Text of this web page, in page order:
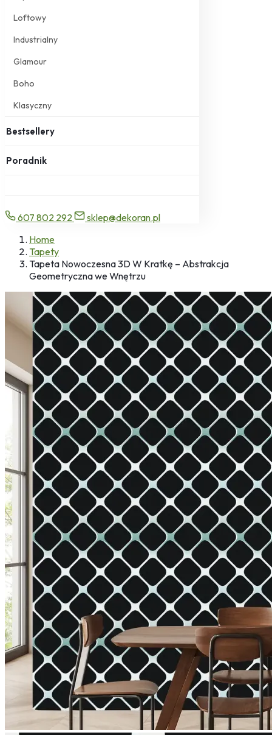
Loftowy
Industrialny
Glamour
Boho
Klasyczny
Bestsellery
Poradnik
607 802 292
sklep@dekoran.pl
Home
Tapety
Tapeta Nowoczesna 3D W Kratkę – Abstrakcja
Geometryczna we Wnętrzu